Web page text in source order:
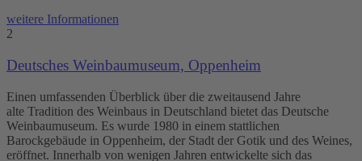
weitere Informationen
2
Deutsches Weinbaumuseum, Oppenheim
Einen umfassenden Überblick über die zweitausend Jahre
alte Tradition des Weinbaus in Deutschland bietet das Deutsche
Weinbaumuseum. Es wurde 1980 in einem stattlichen
Barockgebäude in Oppenheim, der Stadt der Gotik und des Weines,
eröffnet. Innerhalb von wenigen Jahren entwickelte sich das